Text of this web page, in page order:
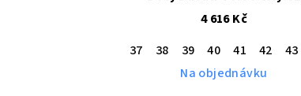
4 616 Kč
37
38 39 40 41 42 43
Na objednávku